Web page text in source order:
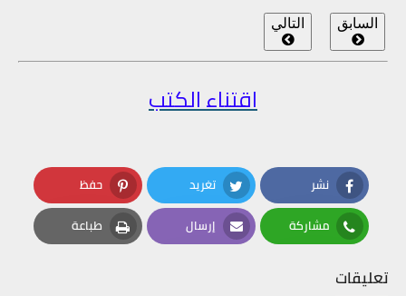
السابق التالي
اقتناء الكتب
نشر
Facebook
تغريد
Twitter
حفظ
Pinterest
مشاركة
Whatsapp
إرسال
Email
طباعة
Print
تعليقات